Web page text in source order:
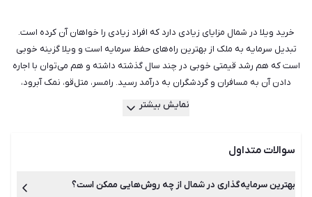
خرید ویلا در شمال مزایای زیادی دارد که افراد زیادی را خواهان آن کرده است.
تبدیل سرمایه به ملک از بهترین راه‌های حفظ سرمایه است و ویلا گزینه خوبی
است که هم رشد قیمتی خوبی در چند سال گذشته داشته و هم می‌توان با اجاره‌
دادن آن به مسافران و گردشگران به درآمد رسید. رامسر، متل‌قو، نمک آبرود،
چالوس، نوشهر، رویان و چمستان شهرهای محبوبی برای ویلا داشتن هستند.
ساحلی، ویلای جنگلی، ویلای کوهستانی و ویلای شهرکی در موقعیت‌های
به‌راحتی به ویلای دلخواهتان برسید. هم‌چنین اگر قصد فروش ویلای خود را
نمایش بیشتر
سوالات متداول
بهترین سرمایه‌گذاری در شمال از چه روش‌هایی ممکن است؟